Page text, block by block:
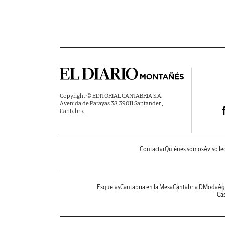
Copyright © EDITORIAL CANTABRIA S.A.
Avenida de Parayas 38, 39011 Santander ,
Cantabria
ContactarQuiénes somosAviso
EsquelasCantabria en la MesaCantabria DModa